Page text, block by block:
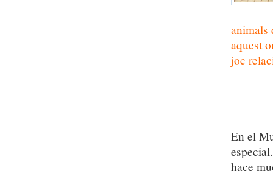
animals
aquest
joc
En el
hace